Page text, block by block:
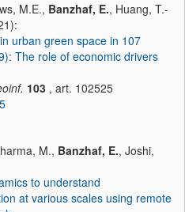
M.E., Banzhaf, E., Huang, T.-
urban green space in 107
The role of economic drivers
103 , art. 102525
M., Banzhaf, E., Joshi,
to understand
at various scales using remote